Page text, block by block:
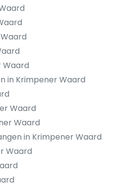
Waard
in Krimpener Waard
Waard
Waard
in Krimpener Waard
Waard